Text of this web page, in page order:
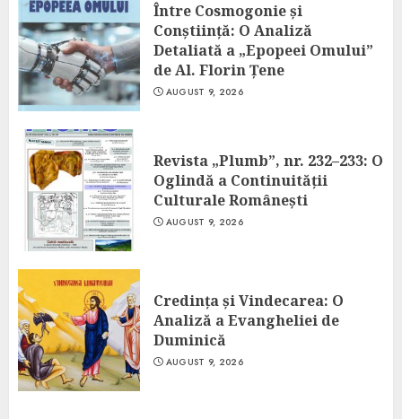
Între Cosmogonie și
Conștiință: O Analiză
Detaliată a „Epopeei Omului”
de Al. Florin Țene
AUGUST 9, 2026
Revista „Plumb”, nr. 232–233: O
Oglindă a Continuității
Culturale Românești
AUGUST 9, 2026
Credința și Vindecarea: O
Analiză a Evangheliei de
Duminică
AUGUST 9, 2026